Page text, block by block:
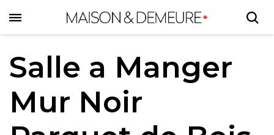
to
main
content
Salle a Manger
Mur Noir